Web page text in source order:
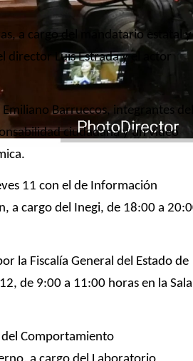
a cargo del mandatario estatal y
director Luis Estrada y el actor
Barruecos, integrantes
ciudadana y un video
11 con el de Información
a cargo del Inegi, de 18:00 a
la Fiscalía General del Estado de
de 9:00 a 11:00 horas en la Sala
del Comportamiento